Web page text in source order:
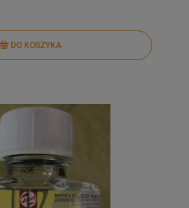
DO KOSZYKA